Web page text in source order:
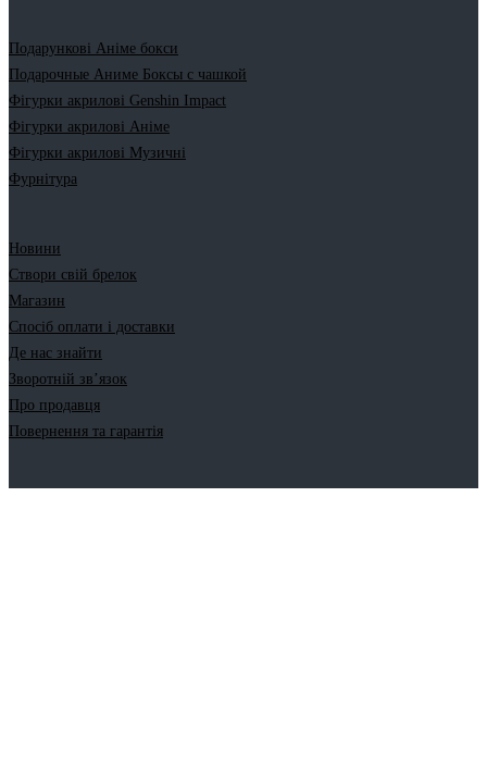
Подарункові Аніме бокси
Подарочные Аниме Боксы с чашкой
Фігурки акрилові Genshin Impact
Фігурки акрилові Аніме
Фігурки акрилові Музичні
Фурнітура
Новини
Створи свій брелок
Магазин
Спосіб оплати і доставки
Де нас знайти
Зворотній зв’язок
Про продавця
Повернення та гарантія